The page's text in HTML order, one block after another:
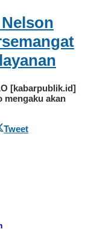
[kabarpublik.id]
mengaku akan
Tweet